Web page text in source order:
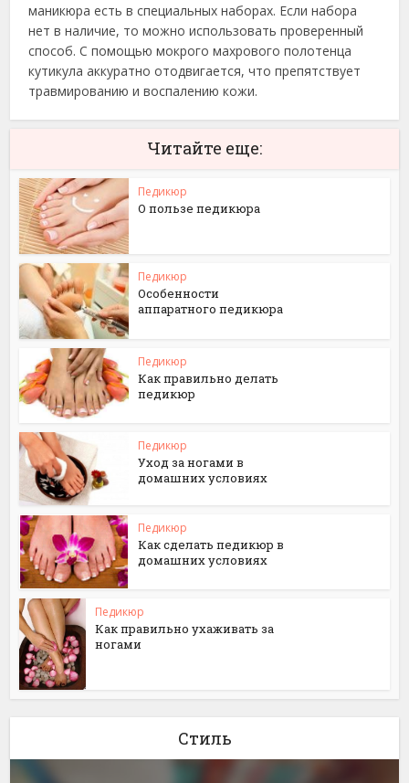
маникюра есть в специальных наборах. Если набора
нет в наличие, то можно использовать проверенный
способ. С помощью мокрого махрового полотенца
кутикула аккуратно отодвигается, что препятствует
травмированию и воспалению кожи.
Читайте еще:
Педикюр
О пользе педикюра
Педикюр
Особенности
аппаратного педикюра
Педикюр
Как правильно делать
педикюр
Педикюр
Уход за ногами в
домашних условиях
Педикюр
Как сделать педикюр в
домашних условиях
Педикюр
Как правильно ухаживать за
ногами
Стиль